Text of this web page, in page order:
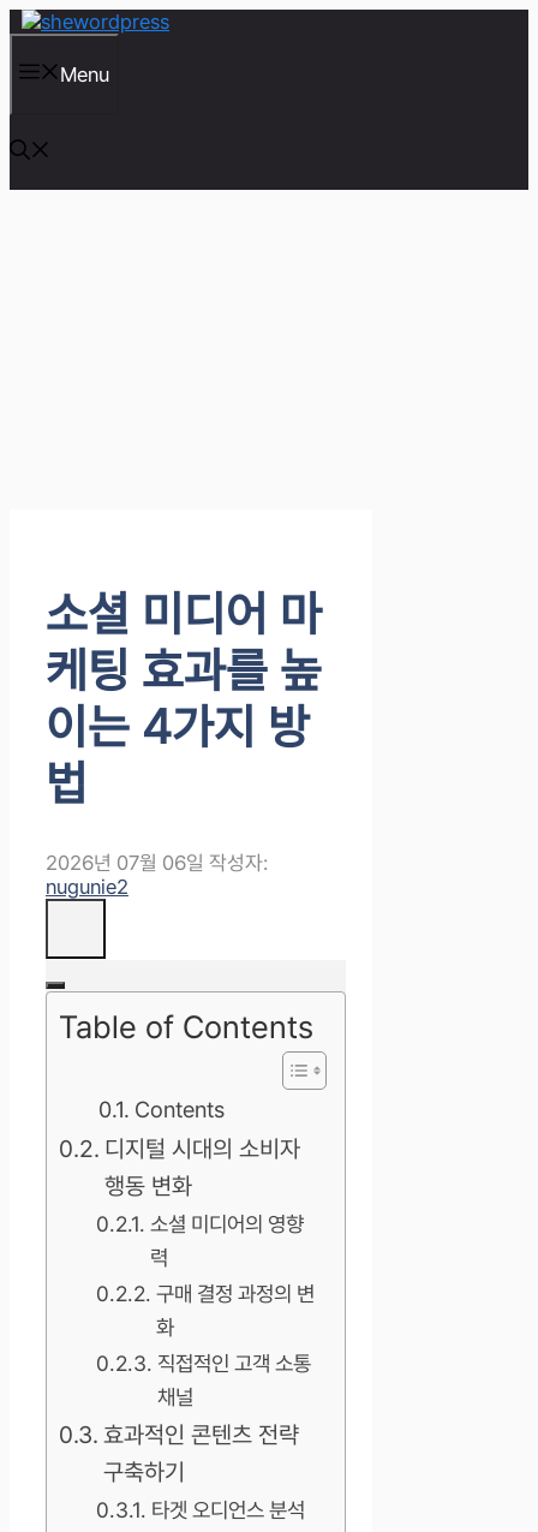
컨
츠
건
너
뛰
기
Menu
소셜 미디어 마
케팅 효과를 높
이는 4가지 방
법
2026년 07월 06일 작성자:
nugunie2
Table of Contents
Contents
디지털 시대의 소비자
행동 변화
소셜 미디어의 영향
력
구매 결정 과정의 변
화
직접적인 고객 소통
채널
효과적인 콘텐츠 전략
구축하기
타겟 오디언스 분석